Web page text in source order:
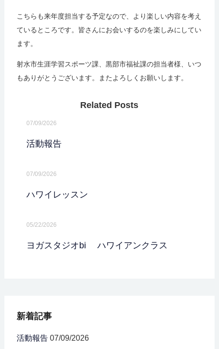
こちらも来年度担当する予定なので、より楽しい内容を考え
ているところです。皆さんにお会いするのを楽しみにしてい
ます。
射水市生涯学習スポーツ課、黒部市福祉課の担当者様、いつ
もありがとうございます。またよろしくお願いします。
Related Posts
07/09/2026
活動報告
07/09/2026
ハワイレッスン
05/22/2026
ヨガスタジオbi ハワイアンクラス
新着記事
活動報告 07/09/2026